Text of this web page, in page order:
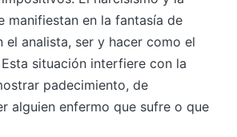
manifiestan en la fantasía de
el analista, ser y hacer como el
situación interfiere con la
padecimiento, de
alguien enfermo que sufre o que